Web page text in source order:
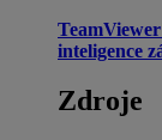
inteligence
Zdroje